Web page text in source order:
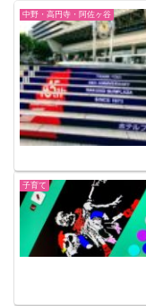
中野・高円寺・阿佐ヶ谷
子育て